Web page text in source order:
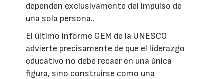
dependen exclusivamente del impulso de
una sola persona..
El último informe GEM de la UNESCO
advierte precisamente de que el liderazgo
educativo no debe recaer en una única
figura, sino construirse como una